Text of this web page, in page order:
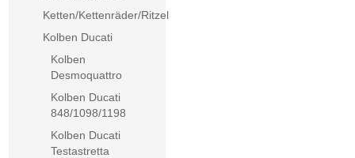
Ketten/Kettenräder/Ritzel
Kolben Ducati
Kolben
Desmoquattro
Kolben Ducati
848/1098/1198
Kolben Ducati
Testastretta